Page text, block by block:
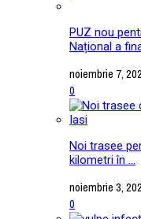
PUZ nou
Național a
noiembrie 7,
0
Noi trasee
kilometri în ...
noiembrie 3,
0